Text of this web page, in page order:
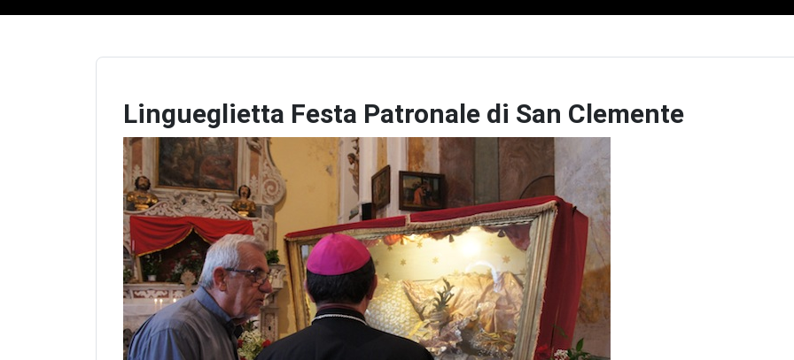
Lingueglietta Festa Patronale di San Clemente